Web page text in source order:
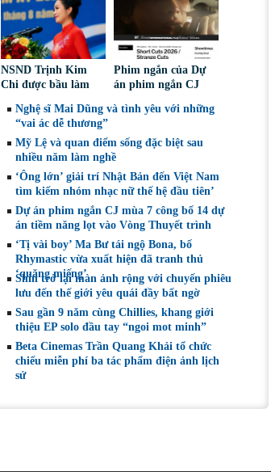
NSND Trịnh Kim
Chi được bầu làm
Nghệ sĩ Sân khấu
Việt Nam
Phim ngắn của Dự
án phim ngắn CJ
tại LHP quốc tế
Nghệ sĩ Mai Dũng và tình yêu với những
“vai ác dễ thương”
Mỹ Lệ và quan điểm sống đặc biệt sau
nhiều năm làm nghề
‘Ông lớn’ giải trí Nhật Bản đến Việt Nam
tìm kiếm nhóm nhạc nữ thế hệ đầu tiên’
Dự án phim ngắn CJ mùa 7 công bố 14 dự
án tiềm năng lọt vào Vòng Thuyết trình
‘Tị vài boy’ Ma Bư tái ngộ Bona, bố
Rhymastic vừa xuất hiện đã tranh thủ
‘quăng miếng’
Shin trở lại màn ảnh rộng với chuyến phiêu
lưu đến thế giới yêu quái đầy bất ngờ
Sau gần 9 năm cùng Chillies, khang giới
thiệu EP solo đầu tay “ngoi mot minh”
Beta Cinemas Trần Quang Khải tổ chức
chiếu miễn phí ba tác phẩm điện ảnh lịch
sử